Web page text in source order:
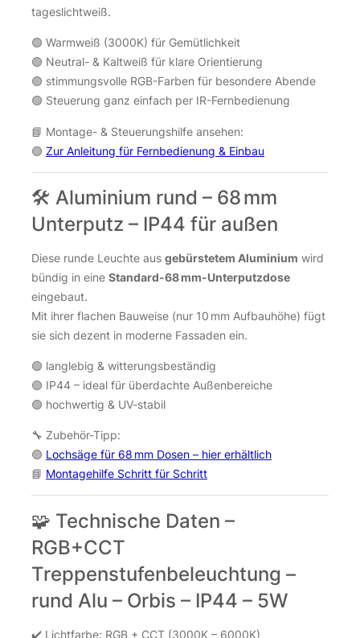
tageslichtweiß.
🟢 Warmweiß (3000K) für Gemütlichkeit
🟢 Neutral- & Kaltweiß für klare Orientierung
🟢 stimmungsvolle RGB-Farben für besondere Abende
🟢 Steuerung ganz einfach per IR-Fernbedienung
📘 Montage- & Steuerungshilfe ansehen:
🟢 Zur Anleitung für Fernbedienung & Einbau
🛠️ Aluminium rund – 68 mm
Unterputz – IP44 für außen
Diese runde Leuchte aus gebürstetem Aluminium wird
bündig in eine Standard-68 mm-Unterputzdose
eingebaut.
Mit ihrer flachen Bauweise (nur 10 mm Aufbauhöhe) fügt
sie sich dezent in moderne Fassaden ein.
🟢 langlebig & witterungsbeständig
🟢 IP44 – ideal für überdachte Außenbereiche
🟢 hochwertig & UV-stabil
🔧 Zubehör-Tipp:
🟢 Lochsäge für 68 mm Dosen – hier erhältlich
📘 Montagehilfe Schritt für Schritt
🧩 Technische Daten –
RGB+CCT
Treppenstufenbeleuchtung –
rund Alu – Orbis – IP44 – 5W
✔️ Lichtfarbe: RGB + CCT (3000K – 6000K)